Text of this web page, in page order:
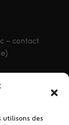
utilisons des
– contact